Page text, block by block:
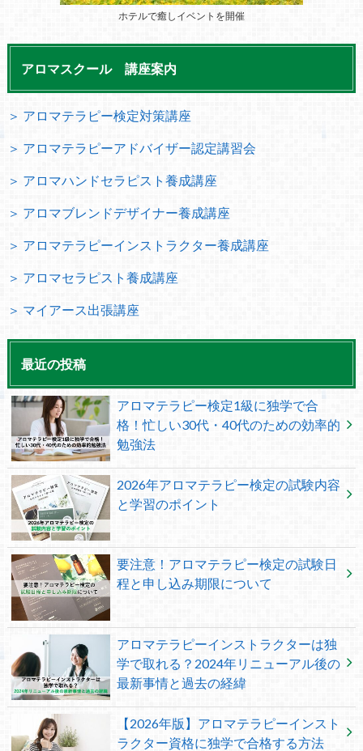
ホテルで癒しイベントを開催
アロマスクール 講座案内
＞ アロマテラピー検定対策講座
＞ アロマテラピーアドバイザー認定講習会
＞ アロマハンドセラピスト養成講座
＞ アロマブレンドデザイナー養成講座
＞ アロマテラピーインストラクター養成講座
＞ アロマセラピスト養成講座
＞ マイアース出張講座
最近の投稿
アロマテラピー検定1級に独学で合
格！忙しい30代・40代のための効率的
勉強法
2026年アロマテラピー検定の試験内容
と学習のポイント
要注意！アロマテラピー検定の試験日
程と申し込み期限について
アロマテラピーインストラクターは独
学で取れる？2024年リニューアル後の
最新事情と過去の経緯
【2026年版】アロマテラピーインスト
ラクター資格に独学で合格する方法